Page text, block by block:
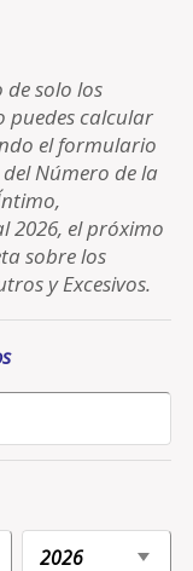
solo los
puedes calcular
el formulario
Número de la
2026, el próximo
sobre los
y Excesivos.